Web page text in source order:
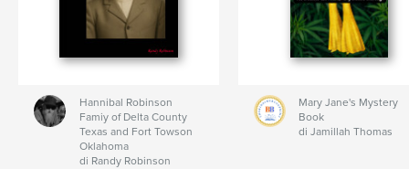
Hannibal Robinson
Famiy of Delta County
Texas and Fort Towson
Oklahoma
di Randy Robinson
Mary Jane's Mystery
Book
di Jamillah Thomas